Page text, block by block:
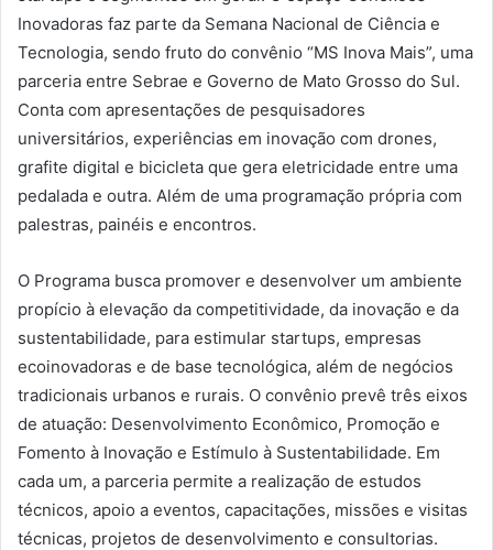
Inovadoras faz parte da Semana Nacional de Ciência e
Tecnologia, sendo fruto do convênio “MS Inova Mais”, uma
parceria entre Sebrae e Governo de Mato Grosso do Sul.
Conta com apresentações de pesquisadores
universitários, experiências em inovação com drones,
grafite digital e bicicleta que gera eletricidade entre uma
pedalada e outra. Além de uma programação própria com
palestras, painéis e encontros.
O Programa busca promover e desenvolver um ambiente
propício à elevação da competitividade, da inovação e da
sustentabilidade, para estimular startups, empresas
ecoinovadoras e de base tecnológica, além de negócios
tradicionais urbanos e rurais. O convênio prevê três eixos
de atuação: Desenvolvimento Econômico, Promoção e
Fomento à Inovação e Estímulo à Sustentabilidade. Em
cada um, a parceria permite a realização de estudos
técnicos, apoio a eventos, capacitações, missões e visitas
técnicas, projetos de desenvolvimento e consultorias.